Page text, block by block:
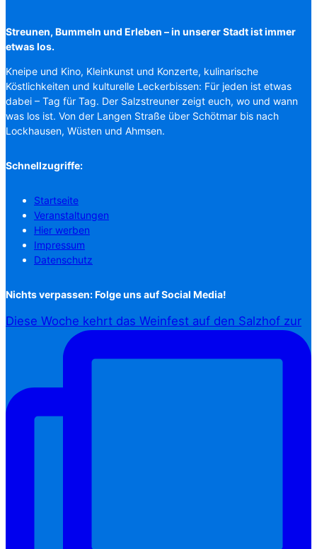
Streunen, Bummeln und Erleben – in unserer Stadt ist immer
etwas los.
Kneipe und Kino, Kleinkunst und Konzerte, kulinarische
Köstlichkeiten und kulturelle Leckerbissen: Für jeden ist etwas
dabei – Tag für Tag. Der Salzstreuner zeigt euch, wo und wann
was los ist. Von der Langen Straße über Schötmar bis nach
Lockhausen, Wüsten und Ahmsen.
Schnellzugriffe:
Startseite
Veranstaltungen
Hier werben
Impressum
Datenschutz
Nichts verpassen: Folge uns auf Social Media!
Diese Woche kehrt das Weinfest auf den Salzhof zur